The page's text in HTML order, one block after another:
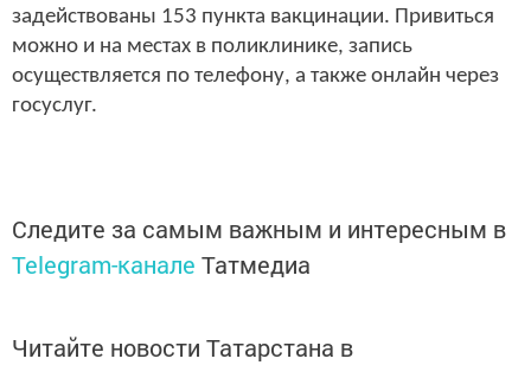
задействованы 153 пункта вакцинации. Привиться
можно и на местах в поликлинике, запись
осуществляется по телефону, а также онлайн через
госуслуг.
Следите за самым важным и интересным в
Telegram-канале Татмедиа
Читайте новости Татарстана в